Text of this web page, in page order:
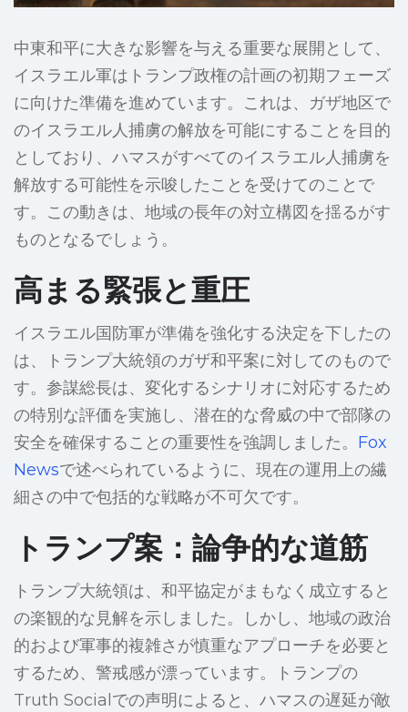
中東和平に大きな影響を与える重要な展開として、
イスラエル軍はトランプ政権の計画の初期フェーズ
に向けた準備を進めています。これは、ガザ地区で
のイスラエル人捕虜の解放を可能にすることを目的
としており、ハマスがすべてのイスラエル人捕虜を
解放する可能性を示唆したことを受けてのことで
す。この動きは、地域の長年の対立構図を揺るがす
ものとなるでしょう。
高まる緊張と重圧
イスラエル国防軍が準備を強化する決定を下したの
は、トランプ大統領のガザ和平案に対してのもので
す。参謀総長は、変化するシナリオに対応するため
の特別な評価を実施し、潜在的な脅威の中で部隊の
安全を確保することの重要性を強調しました。 Fox
Newsで述べられているように、現在の運用上の繊
細さの中で包括的な戦略が不可欠です。
トランプ案：論争的な道筋
トランプ大統領は、和平協定がまもなく成立すると
の楽観的な見解を示しました。しかし、地域の政治
的および軍事的複雑さが慎重なアプローチを必要と
するため、警戒感が漂っています。トランプの
Truth Socialでの声明によると、ハマスの遅延が敵